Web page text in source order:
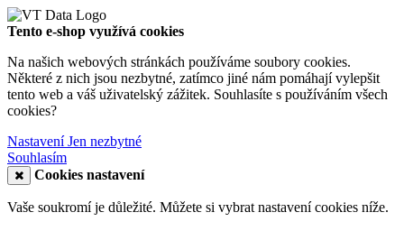
Tento e-shop využívá cookies
Na našich webových stránkách používáme soubory cookies.
Některé z nich jsou nezbytné, zatímco jiné nám pomáhají vylepšit
tento web a váš uživatelský zážitek. Souhlasíte s používáním všech
cookies?
NastaveníJen nezbytné
Souhlasím
Cookies nastavení
Vaše soukromí je důležité. Můžete si vybrat nastavení cookies níže.